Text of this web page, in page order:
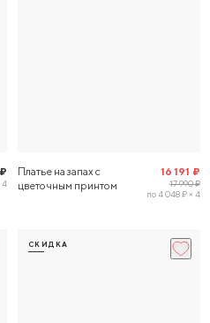
4
Платье на запах с
цветочным принтом
16 191 ₽
17 990 ₽
по 4 048 ₽ × 4
СКИДКА